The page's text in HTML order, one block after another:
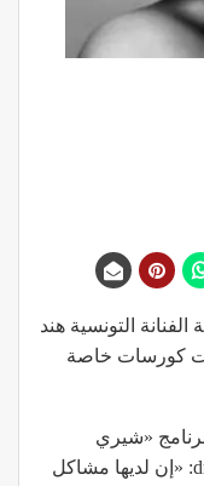
التونسية هند
كورسات خاصة
«شيري
أستوديو»، والذي يعرض عبر فضائية dmc: «إن لديها مشاكل